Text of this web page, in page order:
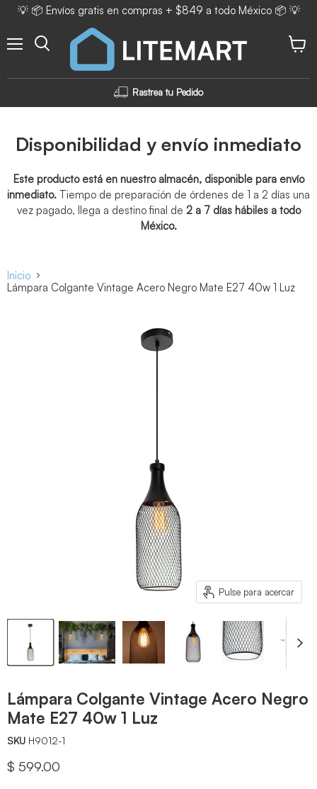
💡 📦 Envíos gratis en compras + $849 a todo México 📦 💡
Rastrea tu Pedido
Disponibilidad y envío inmediato
Este producto está en nuestro almacén, disponible para envío
inmediato. Tiempo de preparación de órdenes de 1 a 2 días una
vez pagado, llega a destino final de 2 a 7 días hábiles a todo
México.
Inicio
Lámpara Colgante Vintage Acero Negro Mate E27 40w 1 Luz
Pulse para acercar
Lámpara Colgante Vintage Acero Negro
Mate E27 40w 1 Luz
SKU H9012-1
Precio actual
$ 599.00